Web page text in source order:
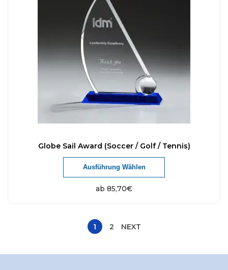
Globe Sail Award (Soccer / Golf / Tennis)
ab 85,70€
Ausführung Wählen
1 2 NEXT